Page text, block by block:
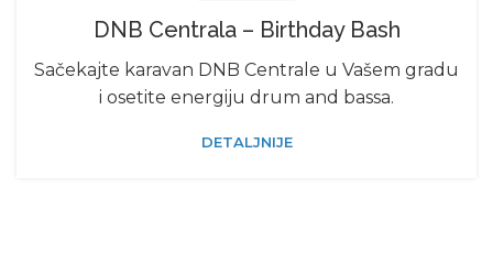
DNB Centrala – Birthday Bash
Sačekajte karavan DNB Centrale u Vašem gradu
i osetite energiju drum and bassa.
DETALJNIJE